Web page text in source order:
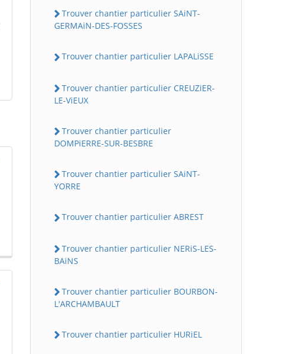
Trouver chantier particulier SAiNT-
GERMAiN-DES-FOSSES
Trouver chantier particulier LAPALiSSE
Trouver chantier particulier CREUZiER-
LE-ViEUX
Trouver chantier particulier
DOMPiERRE-SUR-BESBRE
Trouver chantier particulier SAiNT-
YORRE
Trouver chantier particulier ABREST
Trouver chantier particulier NERiS-LES-
BAiNS
Trouver chantier particulier BOURBON-
L'ARCHAMBAULT
Trouver chantier particulier HURiEL